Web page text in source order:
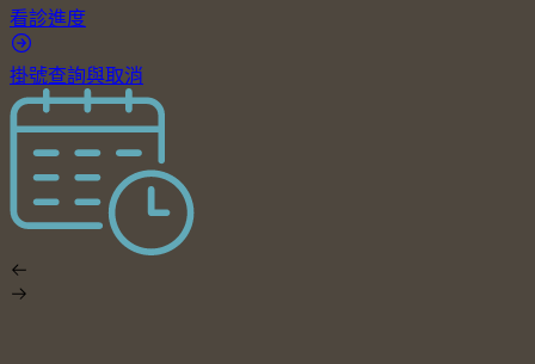
看診進度
掛號查詢與取消